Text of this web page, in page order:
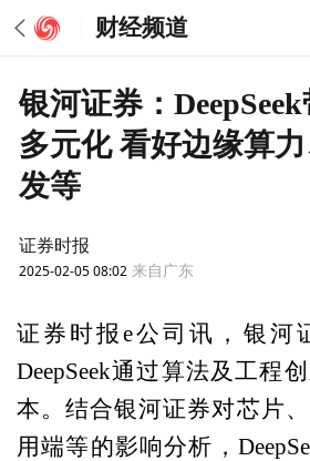
财经频道
银河证券：
多元化 看好边缘算
发等
证券时报
2025-02-05 08:02 来自广东
证券时报e公司讯，银河
DeepSeek通过算法及工程
本。结合银河证券对芯片
用端等的影响分析，